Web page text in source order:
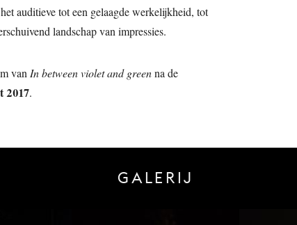
auditieve tot een gelaagde werkelijkheid, tot
landschap van impressies.
van In between violet and greenna de
2017.
GALERIJ